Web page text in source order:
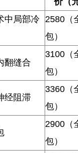
中局部冷
2580（
包）
翻缝合
3100（
包）
经阻滞
3360（
包）
2900（
包）